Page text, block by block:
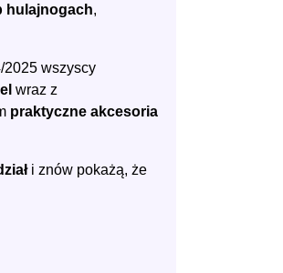
hulajnogach,
2025 wszyscy
wraz z
praktyczne akcesoria
i znów pokażą, że